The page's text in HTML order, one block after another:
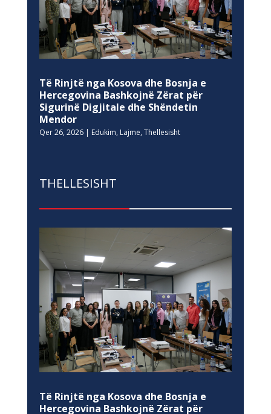
Të Rinjtë nga Kosova dhe Bosnja e
Hercegovina Bashkojnë Zërat për
Sigurinë Digjitale dhe Shëndetin
Mendor
Qer 26, 2026| Edukim, Lajme, Thellesisht
THELLESISHT
Të Rinjtë nga Kosova dhe Bosnja e
Hercegovina Bashkojnë Zërat për